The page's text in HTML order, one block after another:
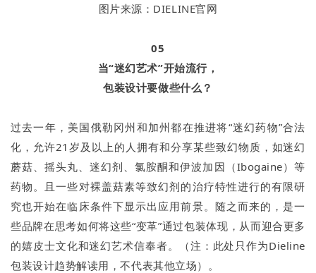
图片来源：DIELINE官网
05
当“迷幻艺术”开始流行，
包装设计要做些什么？
过去一年，美国俄勒冈州和加州都在推进将“迷幻药物”合法
化，允许21岁及以上的人拥有和分享某些致幻物质，如迷幻
蘑菇、摇头丸、迷幻剂、氯胺酮和伊波加因（Ibogaine）等
药物。且一些对裸盖菇素等致幻剂的治疗特性进行的有限研
究也开始在临床条件下显示出应用前景。随之而来的，是一
些品牌在思考如何将这些“变革”通过包装体现，从而迎合更多
的嬉皮士文化和迷幻艺术信奉者。（注：此处只作为Dieline
包装设计趋势解读用，不代表其他立场）。